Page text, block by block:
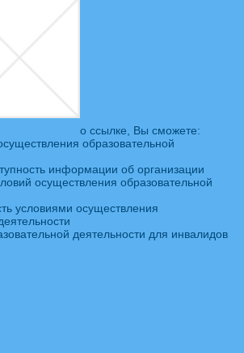
о ссылке, Вы сможете:
образовательной
информации об организации
осуществления образовательной
условиями осуществления
деятельности для инвалидов